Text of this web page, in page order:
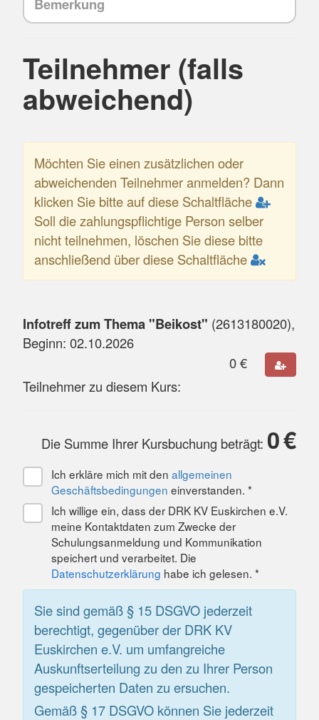
Teilnehmer (falls
abweichend)
Möchten Sie einen zusätzlichen oder
abweichenden Teilnehmer anmelden? Dann
klicken Sie bitte auf diese Schaltfläche
Soll die zahlungspflichtige Person selber
nicht teilnehmen, löschen Sie diese bitte
anschließend über diese Schaltfläche
Infotreff zum Thema "Beikost" (2613180020),
Beginn: 02.10.2026
0€
Teilnehmer zu diesem Kurs:
Die Summe Ihrer Kursbuchung beträgt: 0€
Ich erkläre mich mit den allgemeinen
Geschäftsbedingungen einverstanden. *
Ich willige ein, dass der DRK KV Euskirchen e.V.
meine Kontaktdaten zum Zwecke der
Schulungsanmeldung und Kommunikation
speichert und verarbeitet. Die
Datenschutzerklärung habe ich gelesen. *
Sie sind gemäß § 15 DSGVO jederzeit
berechtigt, gegenüber der DRK KV
Euskirchen e.V. um umfangreiche
Auskunftserteilung zu den zu Ihrer Person
gespeicherten Daten zu ersuchen.
Gemäß § 17 DSGVO können Sie jederzeit